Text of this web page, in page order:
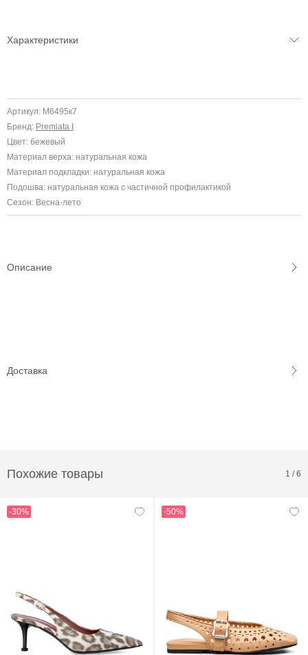
Характеристики
Артикул: M6495к7
Бренд: Premiata I
Цвет: бежевый
Материал верха: натуральная кожа
Материал подкладки: натуральная кожа
Подошва: натуральная кожа с частичной профилактикой
Сезон: Весна-лето
Описание
Доставка
Похожие товары 1 /6
-30% -50%